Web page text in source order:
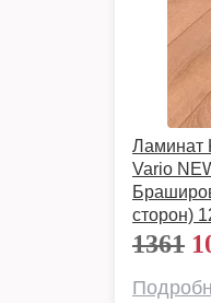
Ламинат
Vario
сторон)
1361